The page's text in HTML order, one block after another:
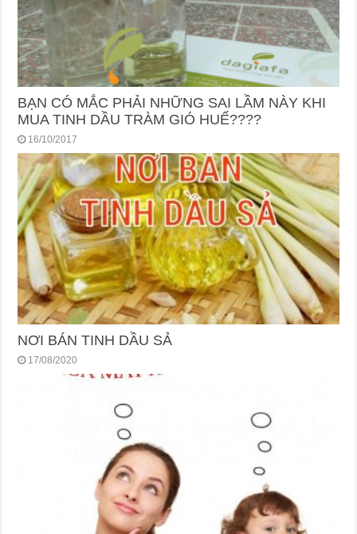
BẠN CÓ MẮC PHẢI NHỮNG SAI LẦM NÀY KHI
MUA TINH DẦU TRÀM GIÓ HUẾ????
16/10/2017
NƠI BÁN TINH DẦU SẢ
17/08/2020